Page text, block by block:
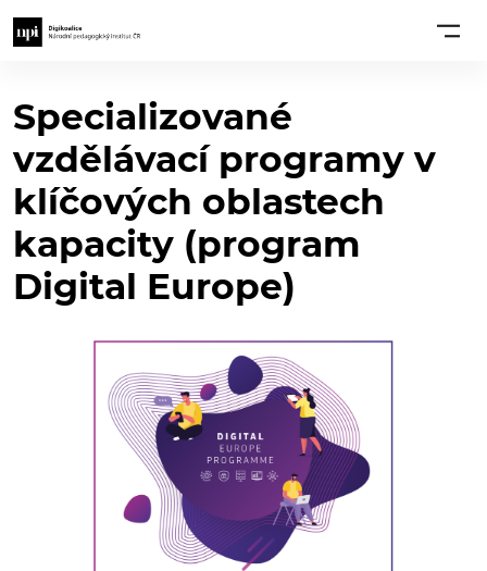
Specializované
vzdělávací programy v
klíčových oblastech
kapacity (program
Digital Europe)